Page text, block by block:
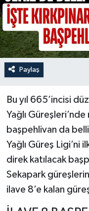
Paylaş
Bu yıl 665’incisi
Yağlı
başpehlivan da
Yağlı Güreş Ligi’ni
direk katılacak
Sekapark
ilave 8’e kalan
Siyaset
Spor